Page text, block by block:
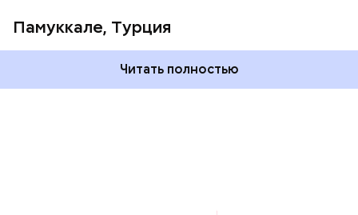
Памуккале, Турция
Читать полностью